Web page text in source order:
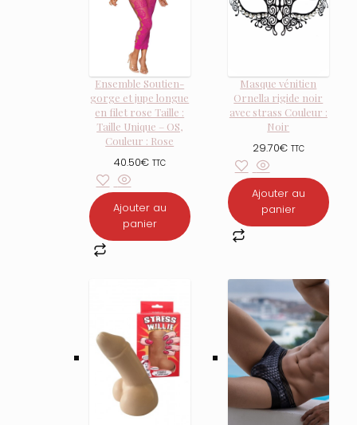
Ensemble Soutien-
gorge et jupe longue
en filet rose Taille :
Taille Unique – OS,
Couleur : Rose
40.50€ TTC
Ajouter au
panier
Masque vénitien
Ornella rigide noir
avec strass Couleur :
Noir
29.70€ TTC
Ajouter au
panier